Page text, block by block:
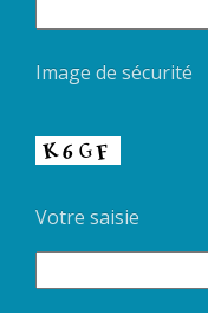
Image de sécurité
Votre saisie